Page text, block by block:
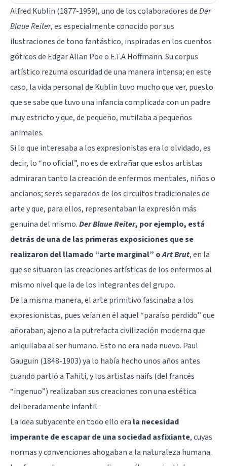
Alfred Kublin (1877-1959), uno de los colaboradores deDer
Blaue Reiter, es especialmente conocido por sus
ilustraciones de tono fantástico, inspiradas en los cuentos
góticos de Edgar Allan Poe o E.T.A Hoffmann. Su corpus
artístico rezuma oscuridad de una manera intensa; en este
caso, la vida personal de Kublin tuvo mucho que ver, puesto
que se sabe que tuvo una infancia complicada con un padre
muy estricto y que, de pequeño, mutilaba a pequeños
animales.
Si lo que interesaba a los expresionistas era lo olvidado, es
decir, lo “no oficial”, no es de extrañar que estos artistas
admiraran tanto la creación de enfermos mentales, niños o
ancianos; seres separados de los circuitos tradicionales de
arte y que, para ellos, representaban la expresión más
genuina del mismo.Der Blaue Reiter, por ejemplo, está
detrás de una de las primeras exposiciones que se
realizaron del llamado “arte marginal” oArt Brut, en la
que se situaron las creaciones artísticas de los enfermos al
mismo nivel que la de los integrantes del grupo.
De la misma manera, el arte primitivo fascinaba a los
expresionistas, pues veían en él aquel “paraíso perdido” que
añoraban, ajeno a la putrefacta civilización moderna que
aniquilaba al ser humano. Esto no era nada nuevo. Paul
Gauguin (1848-1903) ya lo había hecho unos años antes
cuando partió a Tahití, y los artistas naifs (del francés
“ingenuo”) realizaban sus creaciones con una estética
deliberadamente infantil.
La idea subyacente en todo ello era la necesidad
imperante de escapar de una sociedad asfixiante, cuyas
normas y convenciones ahogaban a la naturaleza humana.